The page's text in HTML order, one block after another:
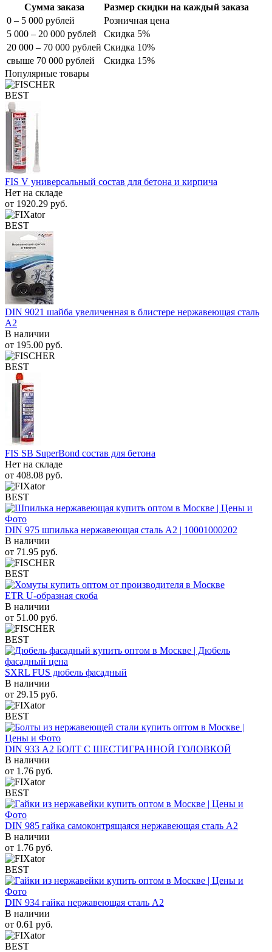
Сумма заказа
Размер скидки на каждый заказа
0 – 5 000 рублей
Розничная цена
5 000 – 20 000 рублей
Скидка 5%
20 000 – 70 000 рублей Скидка 10%
свыше 70 000 рублей
Скидка 15%
Популярные товары
BEST
FIS V универсальный состав для бетона и кирпича
Нет на складе
от 1920.29 руб.
BEST
DIN 9021 шайба увеличенная в блистере нержавеющая сталь
A2
В наличии
от 195.00 руб.
BEST
FIS SB SuperBond состав для бетона
Нет на складе
от 408.08 руб.
BEST
DIN 975 шпилька нержавеющая сталь A2 | 10001000202
В наличии
от 71.95 руб.
BEST
ETR U-образная скоба
В наличии
от 51.00 руб.
BEST
SXRL FUS дюбель фасадный
В наличии
от 29.15 руб.
BEST
DIN 933 А2 БОЛТ С ШЕСТИГРАННОЙ ГОЛОВКОЙ
В наличии
от 1.76 руб.
BEST
DIN 985 гайка самоконтрящаяся нержавеющая сталь A2
В наличии
от 1.76 руб.
BEST
DIN 934 гайка нержавеющая сталь A2
В наличии
от 0.61 руб.
BEST